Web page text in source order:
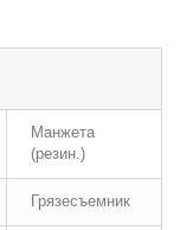
Манжета
(резин.)
Грязесъемник